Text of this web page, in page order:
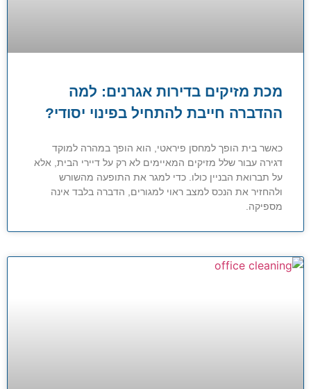
מכת מזיקים בדירות אגרנים: למה
ההדברה חייבת להתחיל בפינוי יסודי?
כאשר בית הופך למחסן פיראטי, הוא הופך במהרה למוקד
דגירה עבור שלל מזיקים המאיימים לא רק על דיירי הבית, אלא
על תברואת הבניין כולו. כדי למגר את התופעה מהשורש
ולהחזיר את הנכס למצב ראוי למגורים, הדברה בלבד אינה
מספיקה.